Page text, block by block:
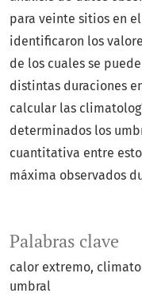
Palabras clave
calor extremo
umbral
para veinte sitios en
identificaron los
de los cuales se
distintas duraciones
calcular las
determinados los
cuantitativa entre
máxima observados